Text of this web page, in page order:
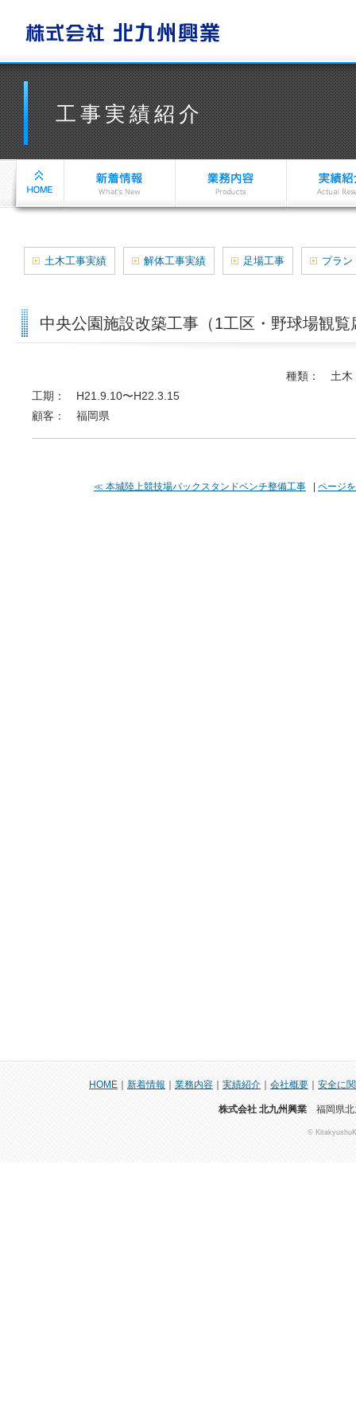
工事実績紹介
土木工事実績 解体工事実績 足場工事 プラン
中央公園施設改築工事（1工区・野球場観覧
種類： 土木
工期： H21.9.10〜H22.3.15
顧客： 福岡県
≪ 本城陸上競技場バックスタンドベンチ整備工事 ページ
HOME 新着情報 業務内容 実績紹介 会社概要 安全に
株式会社 北九州興業福岡県北
©